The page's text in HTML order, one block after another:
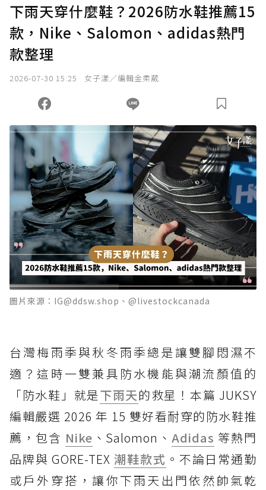
確認送出
您當前剩餘 U 利點數：0點；前往 購買點數
下雨天穿什麼鞋？2026防水鞋推薦15
款，Nike、Salomon、adidas熱門
款整理
2026-07-30 15:25 女子漾／編輯金柔葳
圖片來源：IG@ddsw.shop、@livestockcanada
台灣梅雨季與秋冬雨季總是讓雙腳悶濕不
適？這時一雙兼具防水機能與潮流顏值的
「防水鞋」就是下雨天的救星！本篇 JUKSY
編輯嚴選 2026 年 15 雙好看耐穿的防水鞋推
薦，包含 Nike 、Salomon、Adidas 等熱門
品牌與 GORE-TEX 潮鞋款式 。不論日常通勤
或戶外穿搭，讓你下雨天出門依然帥氣乾